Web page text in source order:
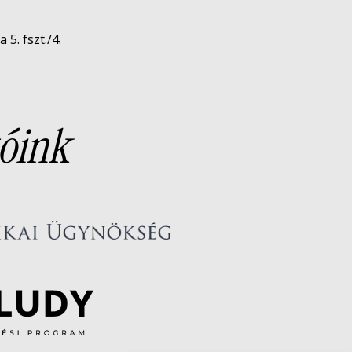
5. fszt./4.